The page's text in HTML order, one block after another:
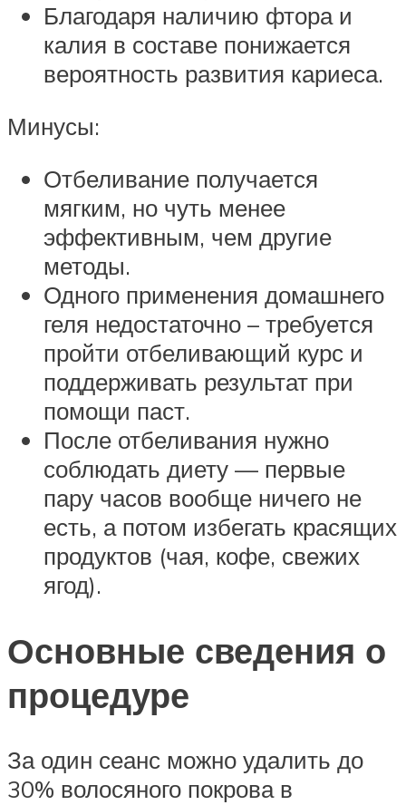
Благодаря наличию фтора и
калия в составе понижается
вероятность развития кариеса.
Минусы:
Отбеливание получается
мягким, но чуть менее
эффективным, чем другие
методы.
Одного применения домашнего
геля недостаточно – требуется
пройти отбеливающий курс и
поддерживать результат при
помощи паст.
После отбеливания нужно
соблюдать диету — первые
пару часов вообще ничего не
есть, а потом избегать красящих
продуктов (чая, кофе, свежих
ягод).
Основные сведения о
процедуре
За один сеанс можно удалить до
30% волосяного покрова в